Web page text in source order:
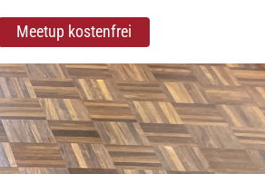
Meetup kostenfrei